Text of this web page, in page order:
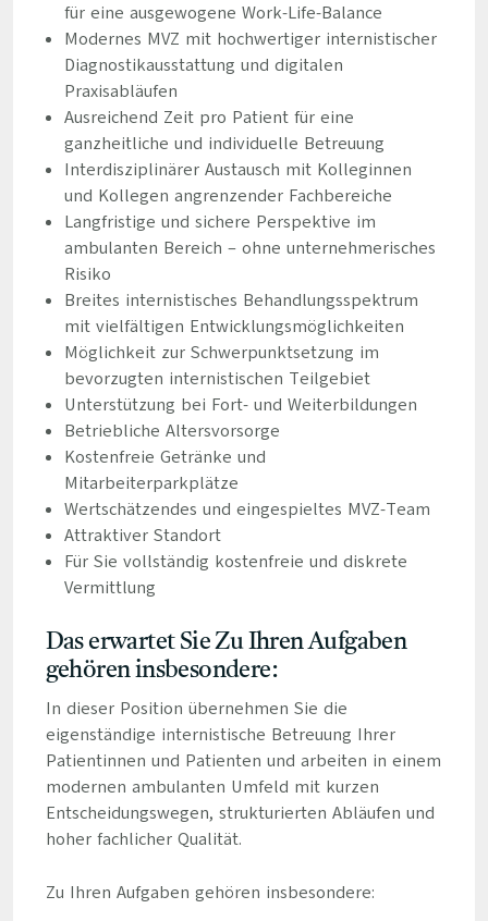
für eine ausgewogene Work-Life-Balance
Modernes MVZ mit hochwertiger internistischer
Diagnostikausstattung und digitalen
Praxisabläufen
Ausreichend Zeit pro Patient für eine
ganzheitliche und individuelle Betreuung
Interdisziplinärer Austausch mit Kolleginnen
und Kollegen angrenzender Fachbereiche
Langfristige und sichere Perspektive im
ambulanten Bereich – ohne unternehmerisches
Risiko
Breites internistisches Behandlungsspektrum
mit vielfältigen Entwicklungsmöglichkeiten
Möglichkeit zur Schwerpunktsetzung im
bevorzugten internistischen Teilgebiet
Unterstützung bei Fort- und Weiterbildungen
Betriebliche Altersvorsorge
Kostenfreie Getränke und
Mitarbeiterparkplätze
Wertschätzendes und eingespieltes MVZ-Team
Attraktiver Standort
Für Sie vollständig kostenfreie und diskrete
Vermittlung
Das erwartet Sie Zu Ihren Aufgaben
gehören insbesondere:
In dieser Position übernehmen Sie die
eigenständige internistische Betreuung Ihrer
Patientinnen und Patienten und arbeiten in einem
modernen ambulanten Umfeld mit kurzen
Entscheidungswegen, strukturierten Abläufen und
hoher fachlicher Qualität.
Zu Ihren Aufgaben gehören insbesondere: